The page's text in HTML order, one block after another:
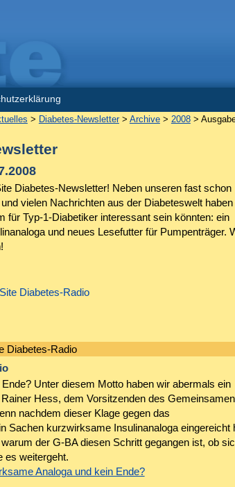
> Diabetes-Newsletter> Archive> 2008>
Diabetes-Newsletter! Neben unseren fast schon
vielen Nachrichten aus der Diabeteswelt haben
für Typ-1-Diabetiker interessant sein könnten: ein
und neues Lesefutter für Pumpenträger.
Diabetes-Radio
Diabetes-Radio
Unter diesem Motto haben wir abermals ein
Hess, dem Vorsitzenden des Gemeinsamen
nachdem dieser Klage gegen das
Sachen kurzwirksame Insulinanaloga eingereicht
der G-BA diesen Schritt gegangen ist, ob
es weitergeht.
Analoga und kein Ende?